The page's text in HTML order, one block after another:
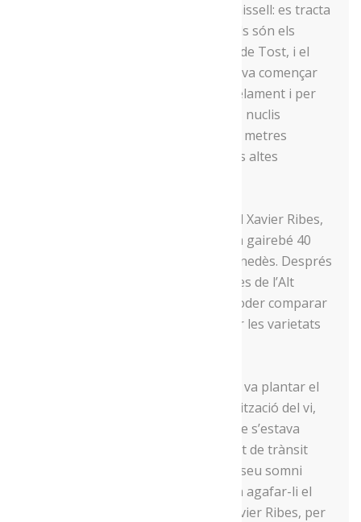
cavall de Montant de Tost i Montanissell: es tracta
del vi Carisma. Els promotors actuals són els
cosins Ribes, el Xavier, de Montant de Tost, i el
Lluís i l’Albert, de Montanissell. Tot va començar
l’any 2008, quan van plantar paral·lelament i per
separat dues vinyes en aquests dos nuclis
alturgellencs que voregen els 1.200 metres
d’altitud, essent així unes de les més altes
La vinya de Montant la va plantar el Xavier Ribes,
fill del poble, però vinculat des de fa gairebé 40
anys amb l’elaboració de raïm al Penedès. Després
de fer proves amb empelts de parres de l’Alt
Urgell amb ceps del Penedès per poder comparar
maduracions, es va decidir a plantar les varietats
La de Montanissell, mentrestant, la va plantar el
Carles Ribes, vinculat a la comercialització del vi,
aprofitant una finca de la família que s’estava
quedant erma. Un malaurat accident de trànsit
succeït l’any 2010 va acabar amb el seu somni
d’elaborar vi, però la seva família va agafar-li el
relleu, tot unint esforços amb el Xavier Ribes, per